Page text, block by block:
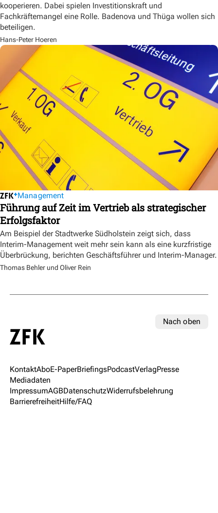
kooperieren. Dabei spielen Investitionskraft und
Fachkräftemangel eine Rolle. Badenova und Thüga wollen sich
beteiligen.
Hans-Peter Hoeren
Management
Führung auf Zeit im Vertrieb als strategischer
Erfolgsfaktor
Am Beispiel der Stadtwerke Südholstein zeigt sich, dass
Interim-Management weit mehr sein kann als eine kurzfristige
Überbrückung, berichten Geschäftsführer und Interim-Manager.
Thomas Behler und Oliver Rein
Nach oben
KontaktAboE-PaperBriefingsPodcastVerlagPresse
Mediadaten
ImpressumAGBDatenschutzWiderrufsbelehrung
BarrierefreiheitHilfe/FAQ